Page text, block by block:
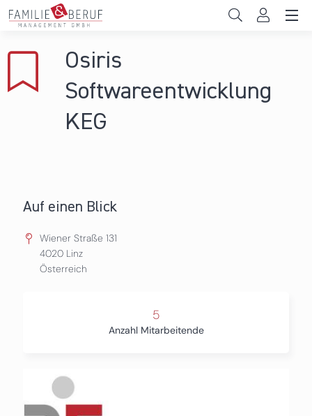
Direkt zum Inhalt
Gemeinden
Hochschulen
News & Events
Osiris
Softwareentwicklung
KEG
Auf einen Blick
Wiener Straße 131
4020 Linz
Österreich
5
Anzahl Mitarbeitende